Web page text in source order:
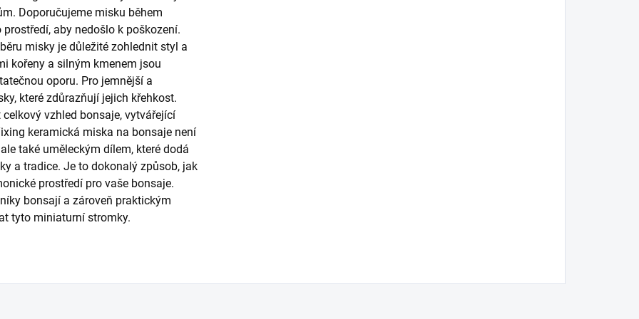
Doporučujeme misku během
aby nedošlo k poškození.
misky je důležité zohlednit styl a
kořeny a silným kmenem jsou
oporu. Pro jemnější a
které zdůrazňují jejich křehkost.
vzhled bonsaje, vytvářející
keramická miska na bonsaje není
také uměleckým dílem, které dodá
a tradice. Je to dokonalý způsob, jak
prostředí pro vaše bonsaje.
bonsají a zároveň praktickým
tyto miniaturní stromky.